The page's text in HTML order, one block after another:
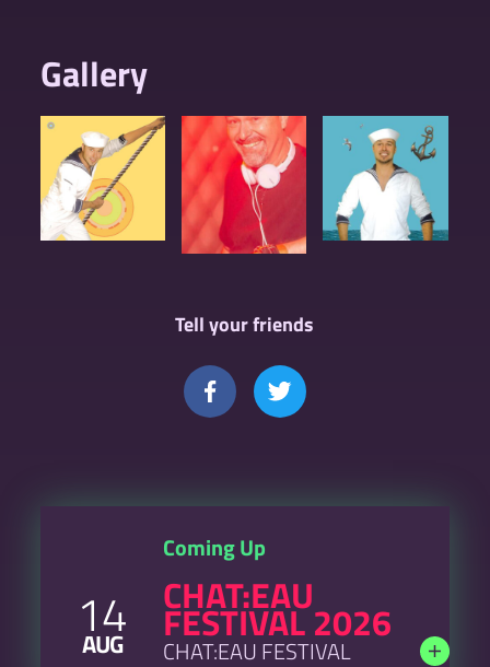
Gallery
Tell your friends
Coming Up
14
AUG
CHAT:EAU
FESTIVAL 2026
CHAT:EAU FESTIVAL